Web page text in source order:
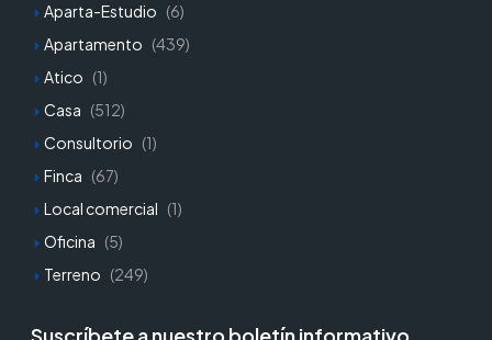
Aparta-Estudio (6)
Apartamento (439)
Atico (1)
Casa (512)
Consultorio (1)
Finca (67)
Local comercial (1)
Oficina (5)
Terreno (249)
Suscríbete a nuestro boletín informativo